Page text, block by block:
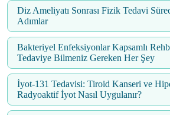
Diz Ameliyatı Sonrası Fizik Tedavi
Adımlar
Bakteriyel Enfeksiyonlar Kapsamlı
Tedaviye Bilmeniz Gereken Her Şey
İyot-131 Tedavisi: Tiroid Kanseri ve
Radyoaktif İyot Nasıl Uygulanır?